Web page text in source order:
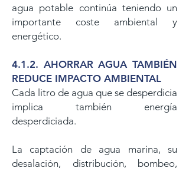
agua potable continúa teniendo un
importante coste ambiental y
energético.
4.1.2. AHORRAR AGUA TAMBIÉN
REDUCE IMPACTO AMBIENTAL
Cada litro de agua que se desperdicia
implica también energía
desperdiciada.
La captación de agua marina, su
desalación, distribución, bombeo,